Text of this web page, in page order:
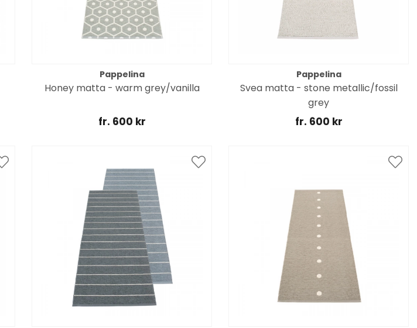
Pappelina
Honey matta - warm grey/vanilla
fr. 600 kr
Pappelina
Svea matta - stone metallic/fossil
grey
fr. 600 kr